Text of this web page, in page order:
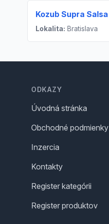
Kozub Supra Salsa
Lokalita: Bratislava
ODKAZY
Úvodná stránka
Obchodné podmienky
Inzercia
Kontakty
Register kategórii
Register produktov